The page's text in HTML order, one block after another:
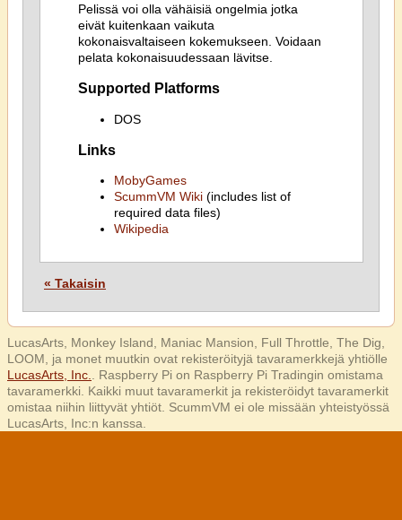
Pelissä voi olla vähäisiä ongelmia jotka
eivät kuitenkaan vaikuta
kokonaisvaltaiseen kokemukseen. Voidaan
pelata kokonaisuudessaan lävitse.
Supported Platforms
DOS
Links
MobyGames
ScummVM Wiki(includes list of
required data files)
Wikipedia
« Takaisin
LucasArts, Monkey Island, Maniac Mansion, Full Throttle, The Dig,
LOOM, ja monet muutkin ovat rekisteröityjä tavaramerkkejä yhtiölle
LucasArts, Inc.
. Raspberry Pi on Raspberry Pi Tradingin omistama
tavaramerkki. Kaikki muut tavaramerkit ja rekisteröidyt tavaramerkit
omistaa niihin liittyvät yhtiöt. ScummVM ei ole missään yhteistyössä
LucasArts, Inc:n kanssa.